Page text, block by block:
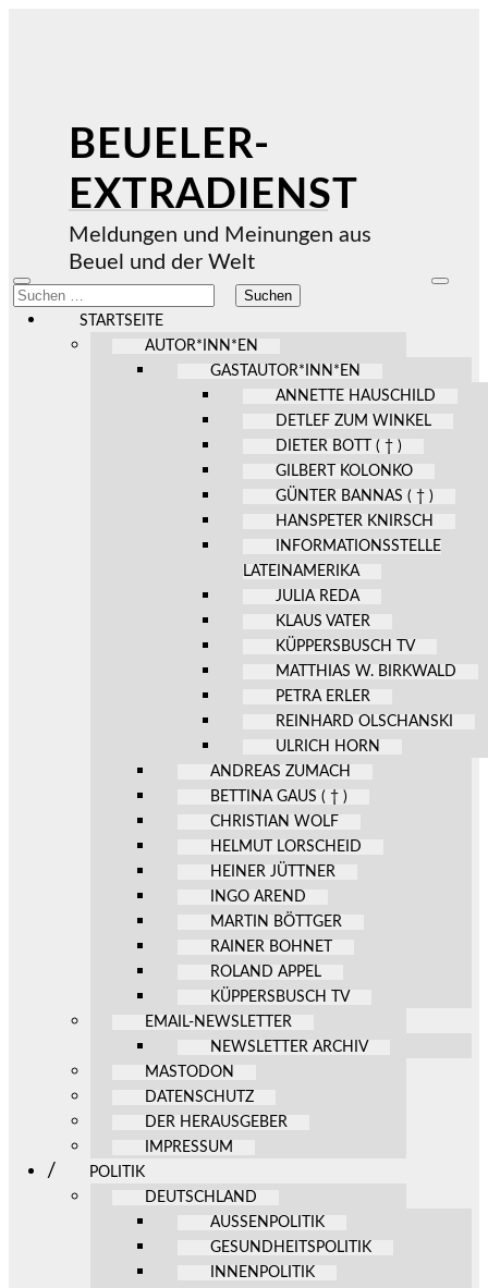
BEUELER-
EXTRADIENST
Meldungen und Meinungen aus
Beuel und der Welt
Mobile-
Menü
ein-/ausblenden
Suchen
nach:
STARTSEITE
AUTOR*INN*EN
GASTAUTOR*INN*EN
ANNETTE HAUSCHILD
DETLEF ZUM WINKEL
DIETER BOTT ( † )
GILBERT KOLONKO
GÜNTER BANNAS ( † )
HANSPETER KNIRSCH
INFORMATIONSSTELLE
LATEINAMERIKA
JULIA REDA
KLAUS VATER
KÜPPERSBUSCH TV
MATTHIAS W. BIRKWALD
PETRA ERLER
REINHARD OLSCHANSKI
ULRICH HORN
ANDREAS ZUMACH
BETTINA GAUS ( † )
CHRISTIAN WOLF
HELMUT LORSCHEID
HEINER JÜTTNER
INGO AREND
MARTIN BÖTTGER
RAINER BOHNET
ROLAND APPEL
KÜPPERSBUSCH TV
EMAIL-NEWSLETTER
NEWSLETTER ARCHIV
MASTODON
DATENSCHUTZ
DER HERAUSGEBER
IMPRESSUM
POLITIK
DEUTSCHLAND
AUSSENPOLITIK
GESUNDHEITSPOLITIK
INNENPOLITIK